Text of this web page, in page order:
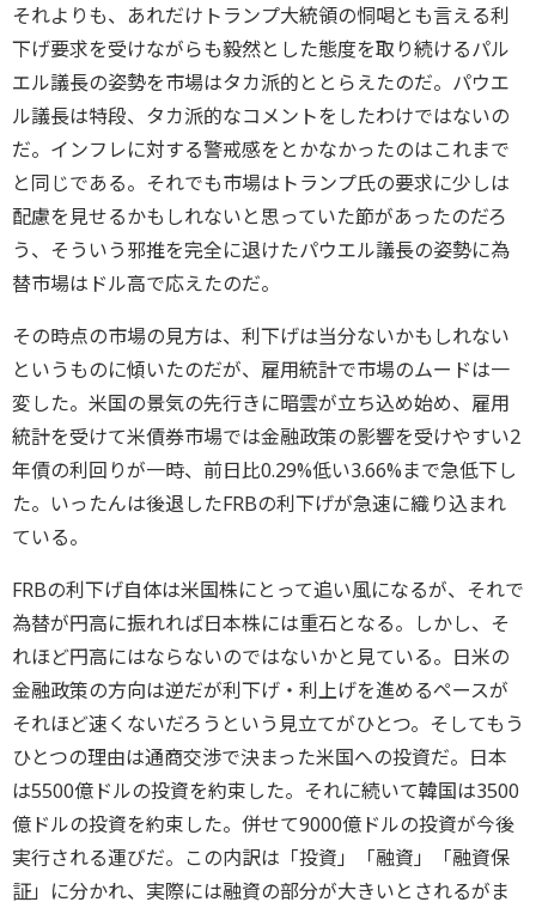
それよりも、あれだけトランプ大統領の恫喝とも言える利
下げ要求を受けながらも毅然とした態度を取り続けるパル
エル議長の姿勢を市場はタカ派的ととらえたのだ。パウエ
ル議長は特段、タカ派的なコメントをしたわけではないの
だ。インフレに対する警戒感をとかなかったのはこれまで
と同じである。それでも市場はトランプ氏の要求に少しは
配慮を見せるかもしれないと思っていた節があったのだろ
う、そういう邪推を完全に退けたパウエル議長の姿勢に為
替市場はドル高で応えたのだ。
その時点の市場の見方は、利下げは当分ないかもしれない
というものに傾いたのだが、雇用統計で市場のムードは一
変した。米国の景気の先行きに暗雲が立ち込め始め、雇用
統計を受けて米債券市場では金融政策の影響を受けやすい2
年債の利回りが一時、前日比0.29%低い3.66%まで急低下し
た。いったんは後退したFRBの利下げが急速に織り込まれ
ている。
FRBの利下げ自体は米国株にとって追い風になるが、それで
為替が円高に振れれば日本株には重石となる。しかし、 そ
れほど円高にはならないのではないかと見ている。日米の
金融政策の方向は逆だが利下げ・利上げを進めるペースが
それほど速くないだろうという見立てがひとつ。そしてもう
ひとつの理由は通商交渉で決まった米国への投資だ。日本
は5500億ドルの投資を約束した。それに続いて韓国は3500
億ドルの投資を約束した。併せて9000億ドルの投資が今後
実行される運びだ。この内訳は「投資」「融資」「融資保
証」に分かれ、実際には融資の部分が大きいとされるがま